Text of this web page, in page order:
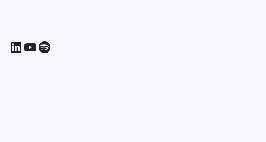
LinkedIn
YouTube
Spotify